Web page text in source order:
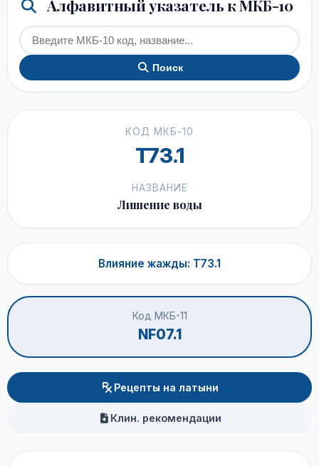
Алфавитный указатель к МКБ-10
Поиск
КОД МКБ-10
T73.1
НАЗВАНИЕ
Лишение воды
Влияние жажды: T73.1
Код МКБ-11
NF07.1
Рецепты на латыни
Клин. рекомендации